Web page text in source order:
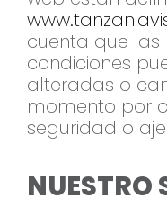
cuenta que
condiciones
alteradas o
momento por
seguridad o
NUESTRO